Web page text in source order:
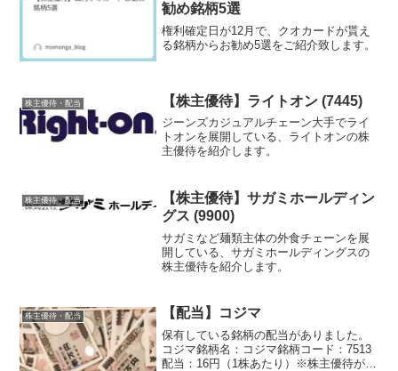
勧め銘柄5選
権利確定日が12月で、クオカードが貰え
る銘柄からお勧め5選をご紹介致します。
株主優待・配当 【株主優待】ライトオン (7445)
ジーンズカジュアルチェーン大手でライ
トオンを展開している、ライトオンの株
主優待を紹介します。
株主優待・配当
【株主優待】サガミホールディン
グス (9900)
サガミなど麺類主体の外食チェーンを展
開している、サガミホールディングスの
株主優待を紹介します。
株主優待・配当 【配当】コジマ
保有している銘柄の配当がありました。
コジマ銘柄名：コジマ銘柄コード：7513
配当：16円（1株あたり）※株主優待が届